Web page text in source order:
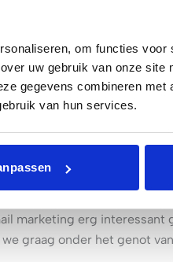
om functies voor
uw gebruik van onze site
gegevens combineren met
van hun services.
wij voor e-
marketing een van de
mee informeren, of
kun je het
een goedkope vorm van
mail
we moeilijk op onze
elk bedrijf daarom zijn
marketing erg interessant
graag onder het genot